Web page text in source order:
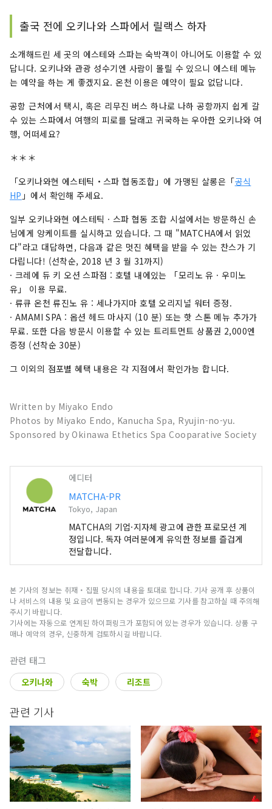
출국 전에 오키나와 스파에서 릴랙스 하자
소개해드린 세 곳의 에스테와 스파는 숙박객이 아니어도 이용할 수 있
답니다. 오키나와 관광 성수기엔 사람이 몰릴 수 있으니 에스테 메뉴
는 예약을 하는 게 좋겠지요. 온천 이용은 예약이 필요 없답니다.
공항 근처에서 택시, 혹은 리무진 버스 하나로 나하 공항까지 쉽게 갈
수 있는 스파에서 여행의 피로를 달래고 귀국하는 우아한 오키나와 여
행, 어떠세요?
＊＊＊
「오키나와현 에스테틱・스파 협동조합」에 가맹된 살롱은「공식
HP 」에서 확인해 주세요.
일부 오키나와현 에스테틱 · 스파 협동 조합 시설에서는 방문하신 손
님에게 앙케이트를 실시하고 있습니다. 그 때 "MATCHA에서 읽었
다"라고 대답하면, 다음과 같은 멋진 혜택을 받을 수 있는 찬스가 기
다립니다! (선착순, 2018 년 3 월 31까지)
· 크레에 듀 키 오션 스파점 : 호텔 내에있는 「모리노 유 · 우미노
유」 이용 무료.
· 류큐 온천 류진노 유 : 세나가지마 호텔 오리지널 워터 증정.
· AMAMI SPA : 옵션 헤드 마사지 (10 분) 또는 핫 스톤 메뉴 추가가
무료. 또한 다음 방문시 이용할 수 있는 트리트먼트 상품권 2,000엔
증정 (선착순 30분)
그 이외의 점포별 혜택 내용은 각 지점에서 확인가능 합니다.
Written by Miyako Endo
Photos by Miyako Endo, Kanucha Spa, Ryujin-no-yu.
Sponsored by Okinawa Ethetics Spa Cooparative Society
에디터
MATCHA-PR
Tokyo, Japan
MATCHA의 기업·지자체 광고에 관한 프로모션 계
정입니다. 독자 여러분에게 유익한 정보를 즐겁게
전달합니다.
본 기사의 정보는 취재・집필 당시의 내용을 토대로 합니다. 기사 공개 후 상품이
나 서비스의 내용 및 요금이 변동되는 경우가 있으므로 기사를 참고하실 때 주의해
주시기 바랍니다.
기사에는 자동으로 연계된 하이퍼링크가 포함되어 있는 경우가 있습니다. 상품 구
매나 예약의 경우, 신중하게 검토하시길 바랍니다.
관련 태그
오키나와 숙박 리조트
관련 기사